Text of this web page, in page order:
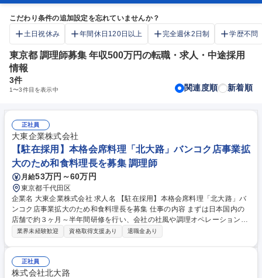
こだわり条件の追加設定を忘れていませんか？
土日祝休み
年間休日120日以上 完全週休2日制 学歴不問
東京都 調理師募集 年収500万円の転職・求人・中途採用
情報
3件
1〜3件目を表示中 関連度順 新着順
正社員
大東企業株式会社
【駐在採用】本格会席料理「北大路」バンコク店事業拡
大のため和食料理長を募集 調理師
月給53万円～60万円
東京都千代田区
企業名 大東企業株式会社 求人名 【駐在採用】本格会席料理「北大路」バ
ンコク店事業拡大のため和食料理長を募集 仕事の内容 まずは日本国内の
店舗で約３ヶ月～半年間研修を行い、会社の社風や調理オペレーションを
確認して頂きます。その後バンコク店へ赴任し、料理長として業務を行っ
社との連携による季節メニューの導入・調整等 ★現地では日本人スタッフ
3名（副料理長含む）とローカルスタッフの管理・指導が主な業務となり
業界未経験歓迎 資格取得支援あり 退職金あり
正社員
株式会社北大路